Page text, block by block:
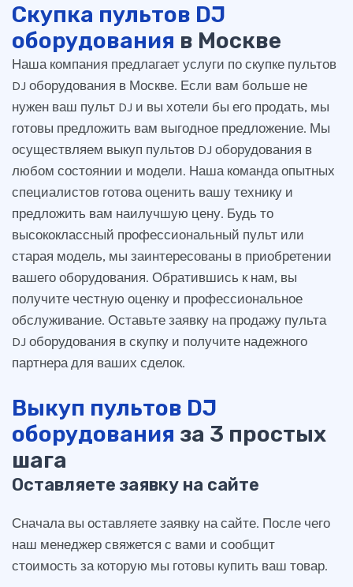
Скупка пультов DJ
оборудования в Москве
Наша компания предлагает услуги по скупке пультов
DJ оборудования в Москве. Если вам больше не
нужен ваш пульт DJ и вы хотели бы его продать, мы
готовы предложить вам выгодное предложение. Мы
осуществляем выкуп пультов DJ оборудования в
любом состоянии и модели. Наша команда опытных
специалистов готова оценить вашу технику и
предложить вам наилучшую цену. Будь то
высококлассный профессиональный пульт или
старая модель, мы заинтересованы в приобретении
вашего оборудования. Обратившись к нам, вы
получите честную оценку и профессиональное
обслуживание. Оставьте заявку на продажу пульта
DJ оборудования в скупку и получите надежного
партнера для ваших сделок.
Выкуп пультов DJ
оборудования за 3 простых
шага
Оставляете заявку на сайте
Сначала вы оставляете заявку на сайте. После чего
наш менеджер свяжется с вами и сообщит
стоимость за которую мы готовы купить ваш товар.